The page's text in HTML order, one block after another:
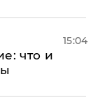
что и
15:04